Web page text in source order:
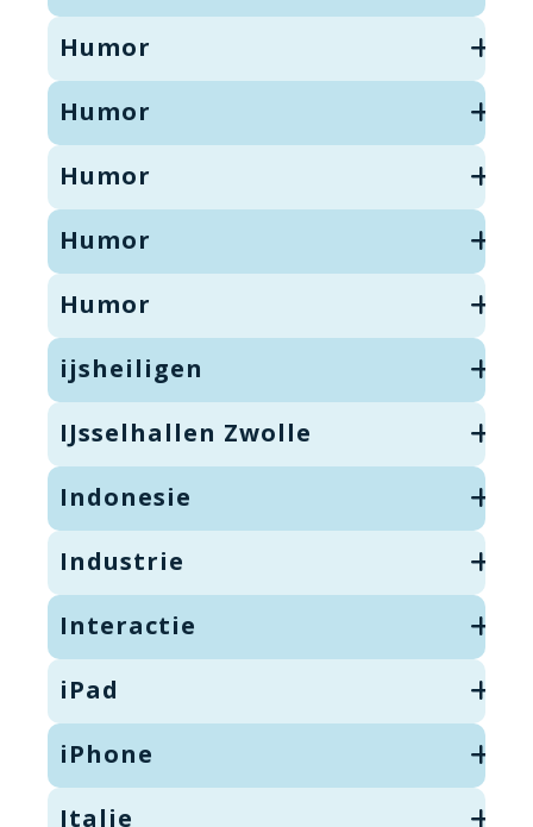
Humor
Humor
Humor
Humor
Humor
ijsheiligen
IJsselhallen Zwolle
Indonesie
Industrie
Interactie
iPad
iPhone
Italie